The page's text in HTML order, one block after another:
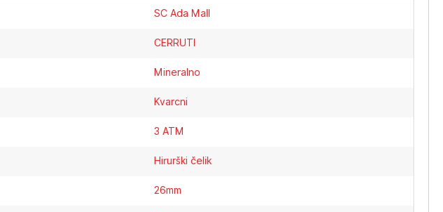
SC Ada Mall
CERRUTI
Mineralno
Kvarcni
3 ATM
Hirurški čelik
26mm